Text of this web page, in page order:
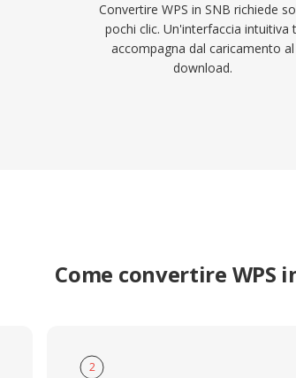
Convertire WPS in SNB richiede
pochi clic. Un'interfaccia intuitiva
accompagna dal caricamento al
download.
Come convertire WPS
2